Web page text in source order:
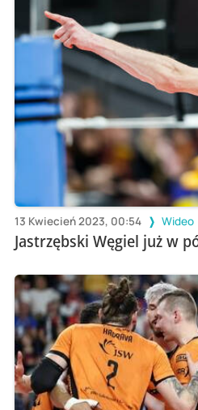
13 Kwiecień 2023, 00:54 Wideo
Jastrzębski Węgiel już w